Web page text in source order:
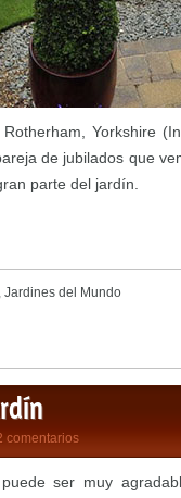
Yorkshire
de jubilados que
parte del jardín.
, Jardines del Mundo
comentarios
ser muy